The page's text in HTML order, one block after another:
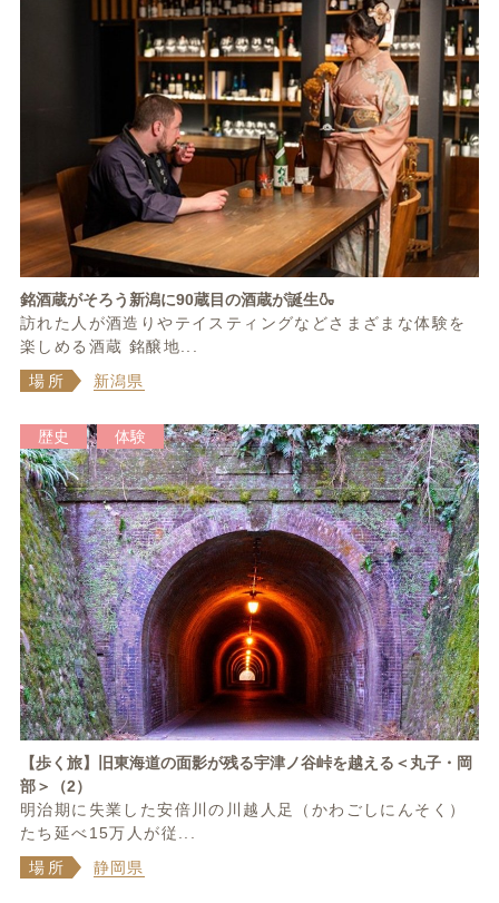
銘酒蔵がそろう新潟に90蔵目の酒蔵が誕生🍶
訪れた人が酒造りやテイスティングなどさまざまな体験を
楽しめる酒蔵 銘醸地...
場所
新潟県
歴史 体験
【歩く旅】旧東海道の面影が残る宇津ノ谷峠を越える＜丸子・岡
部＞（2）
明治期に失業した安倍川の川越人足（かわごしにんそく）
たち延べ15万人が従...
場所
静岡県